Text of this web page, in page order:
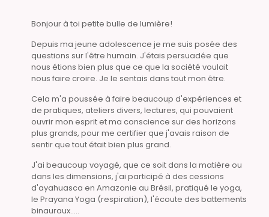
Bonjour à toi petite bulle de lumière!
Depuis ma jeune adolescence je me suis posée des
questions sur l'être humain. J'étais persuadée que
nous étions bien plus que ce que la société voulait
nous faire croire. Je le sentais dans tout mon être.
Cela m'a poussée à faire beaucoup d'expériences et
de pratiques, ateliers divers, lectures, qui pouvaient
ouvrir mon esprit et ma conscience sur des horizons
plus grands, pour me certifier que j'avais raison de
sentir que tout était bien plus grand.
J'ai beaucoup voyagé, que ce soit dans la matière ou
dans les dimensions, j'ai participé à des cessions
d'ayahuasca en Amazonie au Brésil, pratiqué le yoga,
le Prayana Yoga (respiration), l'écoute des battements
binauraux.....